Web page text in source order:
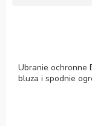
Ubranie ochronne
bluza i spodnie